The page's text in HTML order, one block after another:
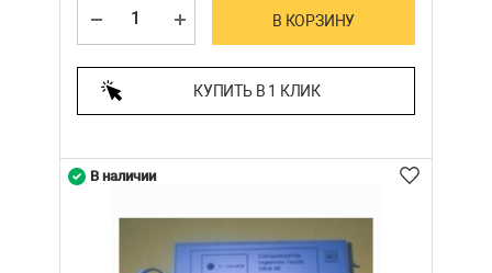
В КОРЗИНУ
КУПИТЬ В 1 КЛИК
В наличии